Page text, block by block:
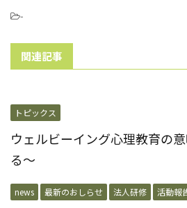
-
関連記事
トピックス
ウェルビーイング心理教育の
る〜
news 最新のおしらせ 法人研修 活動報